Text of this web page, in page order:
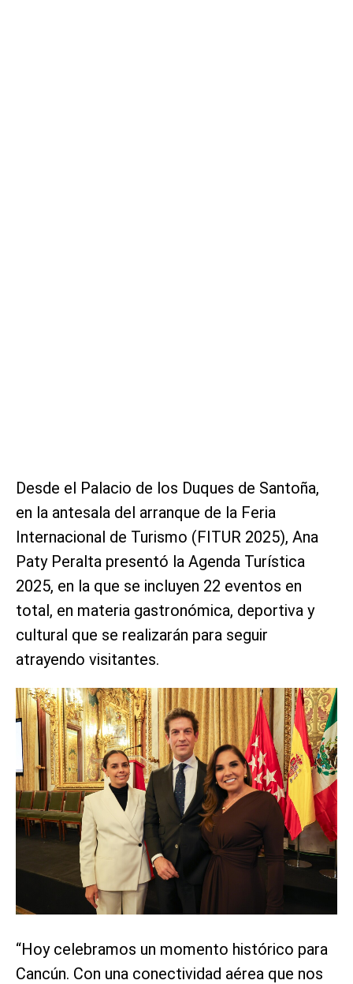
Desde el Palacio de los Duques de Santoña,
en la antesala del arranque de la Feria
Internacional de Turismo (FITUR 2025), Ana
Paty Peralta presentó la Agenda Turística
2025, en la que se incluyen 22 eventos en
total, en materia gastronómica, deportiva y
cultural que se realizarán para seguir
atrayendo visitantes.
“Hoy celebramos un momento histórico para
Cancún. Con una conectividad aérea que nos